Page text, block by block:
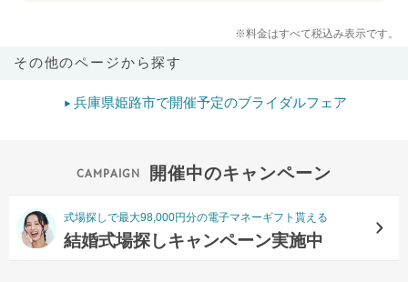
※料金はすべて税込み表示です。
その他のページから探す
兵庫県姫路市で開催予定のブライダルフェア
開催中のキャンペーン
式場探しで最大98,000円分の電子マネーギフト貰える
結婚式場探しキャンペーン実施中